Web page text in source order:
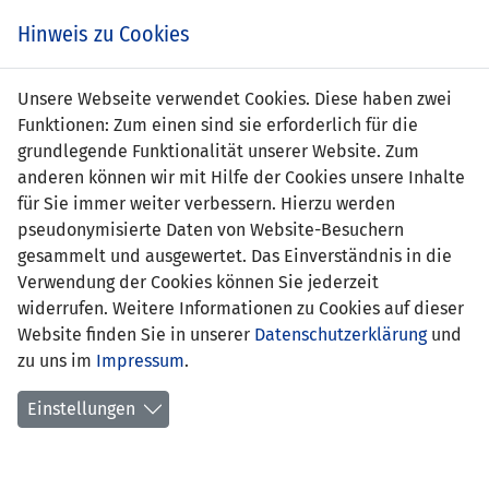
Liechtenstein 0 : 10
Luxemburg
-
10' Jeanne Berdy 0:1
20' Gwendy
Merlevede 0:2
31' Vera Villegas 0:3
39' Vera Villegas 0:4
Hinweis zu Cookies
Unsere Webseite verwendet Cookies. Diese haben zwei
Funktionen: Zum einen sind sie erforderlich für die
grundlegende Funktionalität unserer Website. Zum
anderen können wir mit Hilfe der Cookies unsere Inhalte
für Sie immer weiter verbessern. Hierzu werden
pseudonymisierte Daten von Website-Besuchern
gesammelt und ausgewertet. Das Einverständnis in die
Verwendung der Cookies können Sie jederzeit
widerrufen. Weitere Informationen zu Cookies auf dieser
Website finden Sie in unserer Datenschutzerklärungund
zu uns im Impressum.
Einstellungen